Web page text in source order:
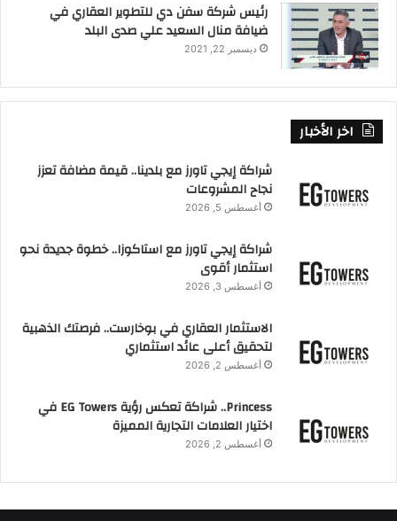
رئيس شركة سفن دي للتطوير العقاري في
ضيافة منال السعيد علي صدى البلد
ديسمبر 22, 2021
اخر الأخبار
شراكة إيجي تاورز مع بلدينا.. قيمة مضافة تعزز
نجاح المشروعات
أغسطس 5, 2026
شراكة إيجي تاورز مع استاكوزا.. خطوة جديدة نحو
استثمار أقوى
أغسطس 3, 2026
الاستثمار العقاري في بوخارست.. فرصتك الذهبية
لتحقيق أعلى عائد استثماري
أغسطس 2, 2026
Princess.. شراكة تعكس رؤية EG Towers في
اختيار العلامات التجارية المميزة
أغسطس 2, 2026